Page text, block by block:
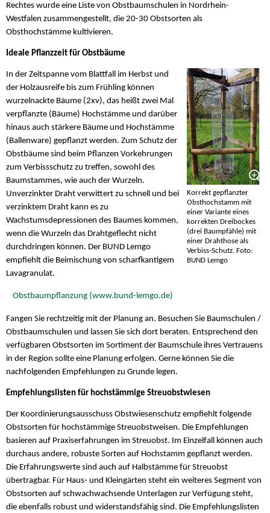
Rechtes wurde eine Liste von Obstbaumschulen in Nordrhein-
Westfalen zusammengestellt, die 20-30 Obstsorten als
Obsthochstämme kultivieren.
Ideale Pflanzzeit für Obstbäume
Korrekt gepflanzter
Obsthochstamm mit
einer Variante eines
korrekten Dreibockes
(drei Baumpfähle) mit
einer Drahthose als
Verbiss-Schutz. Foto:
BUND Lemgo
In der Zeitspanne vom Blattfall im Herbst und
der Holzausreife bis zum Frühling können
wurzelnackte Bäume (2xv), das heißt zwei Mal
verpflanzte (Bäume) Hochstämme und darüber
hinaus auch stärkere Bäume und Hochstämme
(Ballenware) gepflanzt werden. Zum Schutz der
Obstbäume sind beim Pflanzen Vorkehrungen
zum Verbissschutz zu treffen, sowohl des
Baumstammes, wie auch der Wurzeln.
Unverzinkter Draht verwittert zu schnell und bei
verzinktem Draht kann es zu
Wachstumsdepressionen des Baumes kommen,
wenn die Wurzeln das Drahtgeflecht nicht
durchdringen können. Der BUND Lemgo
empfiehlt die Beimischung von scharfkantigem
Lavagranulat.
Obstbaumpflanzung (www.bund-lemgo.de)
Fangen Sie rechtzeitig mit der Planung an. Besuchen Sie Baumschulen /
Obstbaumschulen und lassen Sie sich dort beraten. Entsprechend den
verfügbaren Obstsorten im Sortiment der Baumschule ihres Vertrauens
in der Region sollte eine Planung erfolgen. Gerne können Sie die
nachfolgenden Empfehlungen zu Grunde legen.
Empfehlungslisten für hochstämmige Streuobstwiesen
Der Koordinierungsausschuss Obstwiesenschutz empfiehlt folgende
Obstsorten für hochstämmige Streuobstweisen. Die Empfehlungen
basieren auf Praxiserfahrungen im Streuobst. Im Einzelfall können auch
durchaus andere, robuste Sorten auf Hochstamm gepflanzt werden.
Die Erfahrungswerte sind auch auf Halbstämme für Streuobst
übertragbar. Für Haus- und Kleingärten steht ein weiteres Segment von
Obstsorten auf schwachwachsende Unterlagen zur Verfügung steht,
die ebenfalls robust und widerstandsfähig sind. Die Empfehlungslisten